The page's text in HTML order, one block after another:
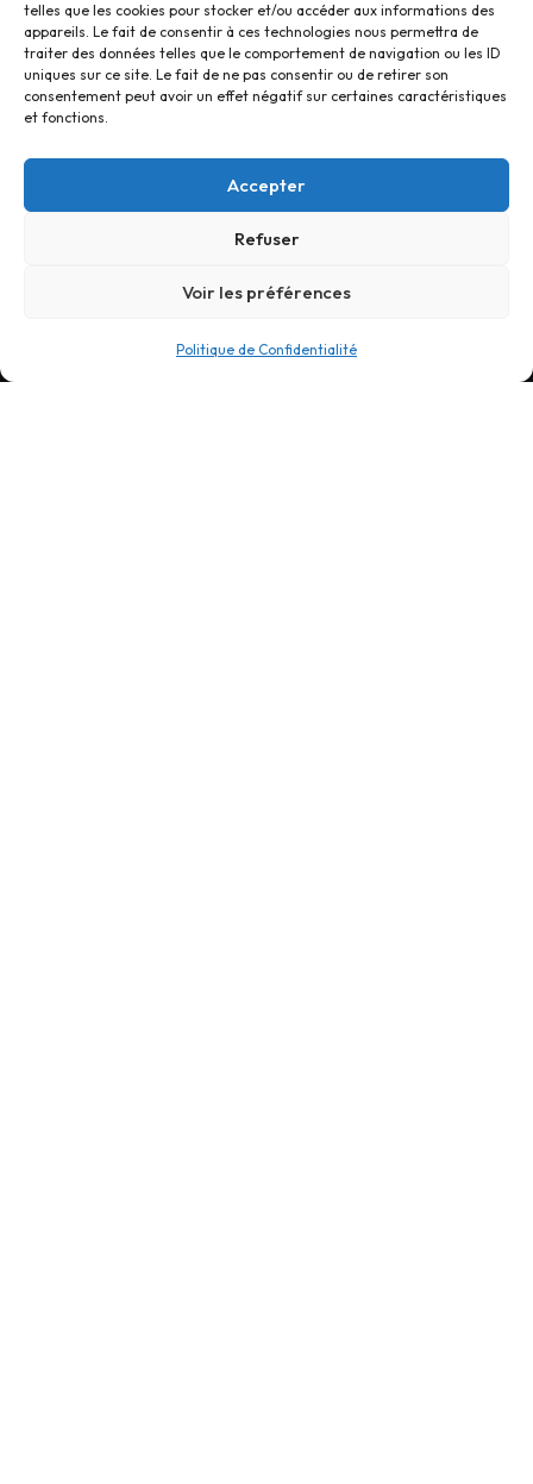
telles que les cookies pour stocker et/ou accéder aux informations des
appareils. Le fait de consentir à ces technologies nous permettra de
traiter des données telles que le comportement de navigation ou les ID
uniques sur ce site. Le fait de ne pas consentir ou de retirer son
consentement peut avoir un effet négatif sur certaines caractéristiques
et fonctions.
Accepter
Refuser
Voir les préférences
Politique de Confidentialité
NAVIGATION
Nos Références